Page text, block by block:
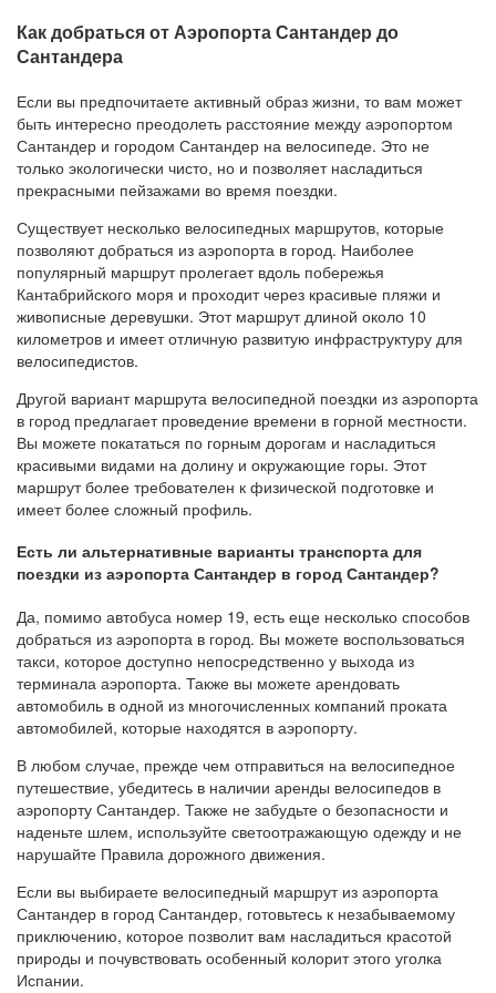
Как добраться от Аэропорта Сантандер до
Сантандера
Если вы предпочитаете активный образ жизни, то вам может
быть интересно преодолеть расстояние между аэропортом
Сантандер и городом Сантандер на велосипеде. Это не
только экологически чисто, но и позволяет насладиться
прекрасными пейзажами во время поездки.
Существует несколько велосипедных маршрутов, которые
позволяют добраться из аэропорта в город. Наиболее
популярный маршрут пролегает вдоль побережья
Кантабрийского моря и проходит через красивые пляжи и
живописные деревушки. Этот маршрут длиной около 10
километров и имеет отличную развитую инфраструктуру для
велосипедистов.
Другой вариант маршрута велосипедной поездки из аэропорта
в город предлагает проведение времени в горной местности.
Вы можете покататься по горным дорогам и насладиться
красивыми видами на долину и окружающие горы. Этот
маршрут более требователен к физической подготовке и
имеет более сложный профиль.
Есть ли альтернативные варианты транспорта для
поездки из аэропорта Сантандер в город Сантандер?
Да, помимо автобуса номер 19, есть еще несколько способов
добраться из аэропорта в город. Вы можете воспользоваться
такси, которое доступно непосредственно у выхода из
терминала аэропорта. Также вы можете арендовать
автомобиль в одной из многочисленных компаний проката
автомобилей, которые находятся в аэропорту.
В любом случае, прежде чем отправиться на велосипедное
путешествие, убедитесь в наличии аренды велосипедов в
аэропорту Сантандер. Также не забудьте о безопасности и
наденьте шлем, используйте светоотражающую одежду и не
нарушайте Правила дорожного движения.
Если вы выбираете велосипедный маршрут из аэропорта
Сантандер в город Сантандер, готовьтесь к незабываемому
приключению, которое позволит вам насладиться красотой
природы и почувствовать особенный колорит этого уголка
Испании.